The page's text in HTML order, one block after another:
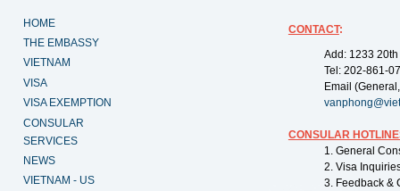
HOME
THE EMBASSY
VIETNAM
VISA
VISA EXEMPTION
CONSULAR
SERVICES
NEWS
VIETNAM - US
CONTACT:
Add: 1233
Tel: 202-861-
Email
CONSULAR
1. General
2. Visa
3. Feedback &